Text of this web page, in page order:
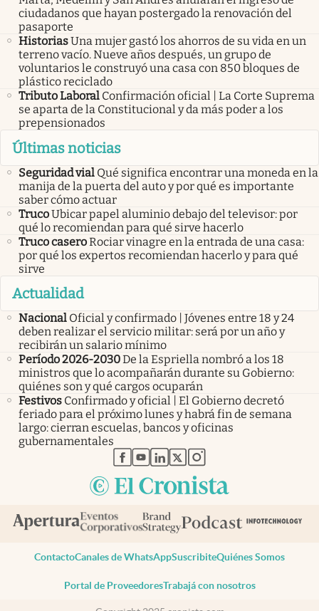
ciudadanos que hayan postergado la renovación del
pasaporte
HistoriasUna mujer gastó los ahorros de su vida en un
terreno vacío. Nueve años después, un grupo de
voluntarios le construyó una casa con 850 bloques de
plástico reciclado
Tributo Laboral Confirmación oficial | La Corte Suprema
se aparta de la Constitucional y da más poder a los
prepensionados
Últimas noticias
Seguridad vial Qué significa encontrar una moneda en la
manija de la puerta del auto y por qué es importante
saber cómo actuar
TrucoUbicar papel aluminio debajo del televisor: por
qué lo recomiendan para qué sirve hacerlo
Truco caseroRociar vinagre en la entrada de una casa:
por qué los expertos recomiendan hacerlo y para qué
sirve
Actualidad
Nacional Oficial y confirmado | Jóvenes entre 18 y 24
deben realizar el servicio militar: será por un año y
recibirán un salario mínimo
Período 2026-2030De la Espriella nombró a los 18
ministros que lo acompañarán durante su Gobierno:
quiénes son y qué cargos ocuparán
Festivos Confirmado y oficial | El Gobierno decretó
feriado para el próximo lunes y habrá fin de semana
largo: cierran escuelas, bancos y oficinas
gubernamentales
abre en nueva pestaña
abre en nueva pestaña
abre en nueva pestaña
abre en nueva pestaña
abre en nueva pestaña
ContactoCanales de WhatsAppSuscribiteQuiénes Somos
Portal de ProveedoresTrabajá con nosotros